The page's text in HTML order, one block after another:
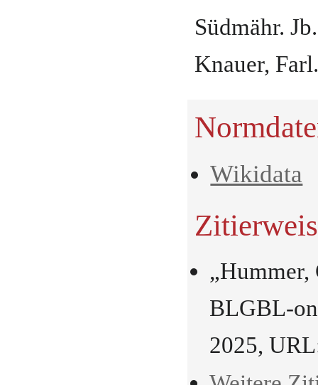
Südmähr.
Knauer,
Wikidata
BLGBL-
2025,